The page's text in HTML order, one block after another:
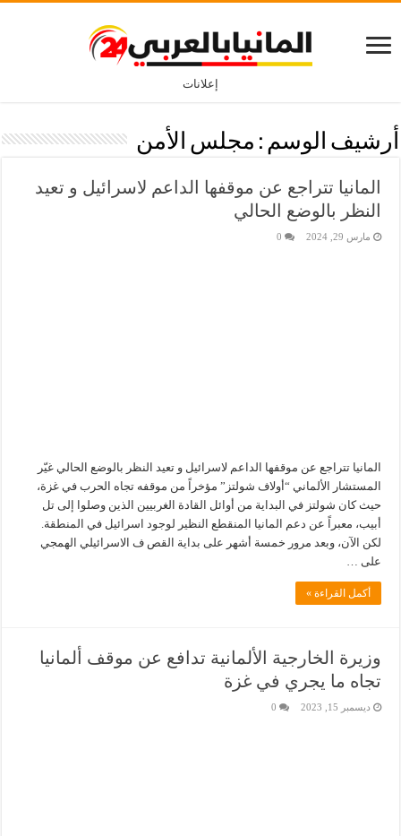
إعلانات
أرشيف الوسم : مجلس الأمن
المانيا تتراجع عن موقفها الداعم لاسرائيل و تعيد
النظر بالوضع الحالي
مارس 29, 2024 0
المانيا تتراجع عن موقفها الداعم لاسرائيل و تعيد النظر بالوضع الحالي غيّر
المستشار الألماني “أولاف شولتز” مؤخراً من موقفه تجاه الحرب في غزة،
حيث كان شولتز في البداية من أوائل القادة الغربيين الذين وصلوا إلى تل
أبيب، معبراً عن دعم المانيا المنقطع النظير لوجود اسرائيل في المنطقة.
لكن الآن، وبعد مرور خمسة أشهر على بداية القص ف الاسرائيلي الهمجي
على …
أكمل القراءة »
وزيرة الخارجية الألمانية تدافع عن موقف ألمانيا
تجاه ما يجري في غزة
ديسمبر 15, 2023 0